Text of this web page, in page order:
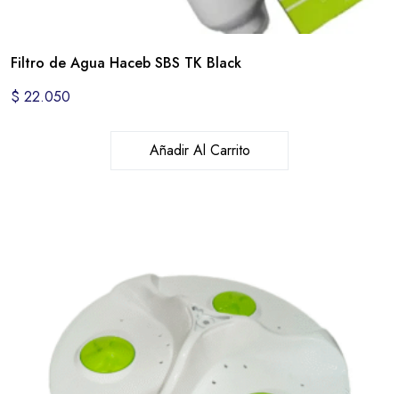
Filtro de Agua Haceb SBS TK Black
$ 22.050
Añadir Al Carrito